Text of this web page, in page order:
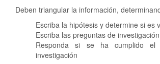
Deben triangular la información,
Escriba la hipótesis y determine si es
Escriba las preguntas de
Responda si se ha cumplido
investigación